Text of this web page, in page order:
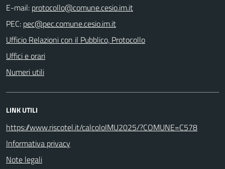
E-mail:
PEC:
Ufficio Relazioni con il Pubblico, Protocollo
Uffici e orari
Numeri utili
LINK UTILI
https://www.riscotel.it/calcoloIMU2025/?COMUNE=C578
Informativa privacy
Note legali